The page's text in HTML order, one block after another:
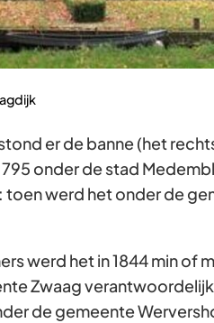
er de banne (het
onder de stad
toen werd het onder de
werd het in 1844 min of
Zwaag
de gemeente